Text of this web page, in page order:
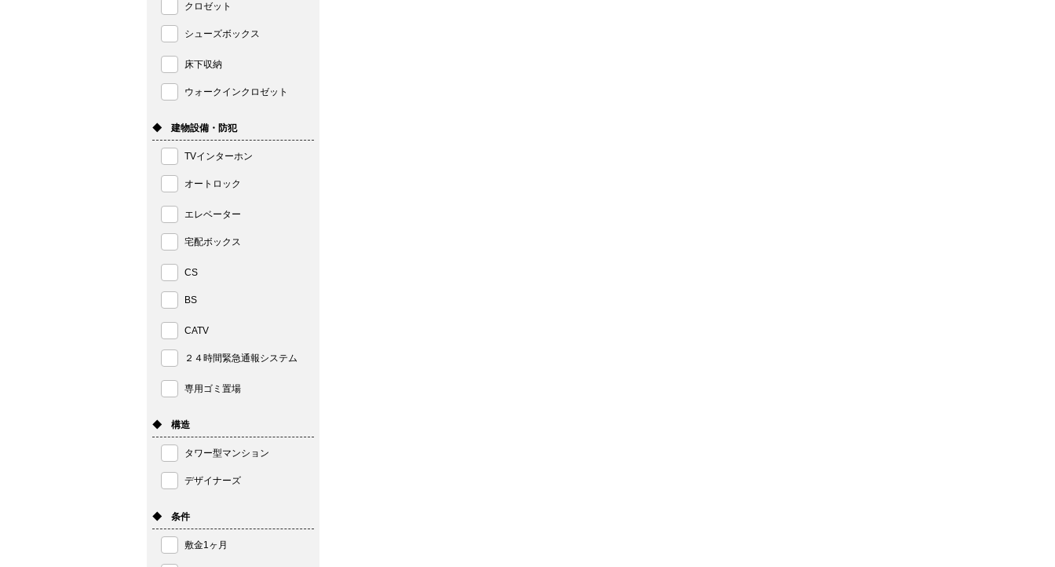
クロゼット
シューズボックス
床下収納
ウォークインクロゼット
◆ 建物設備・防犯
TVインターホン
オートロック
エレベーター
宅配ボックス
CS
BS
CATV
２４時間緊急通報システム
専用ゴミ置場
◆ 構造
タワー型マンション
デザイナーズ
◆ 条件
敷金1ヶ月